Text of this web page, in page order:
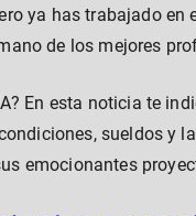
ya has trabajado en
de los mejores
En esta noticia te
sueldos y
emocionantes